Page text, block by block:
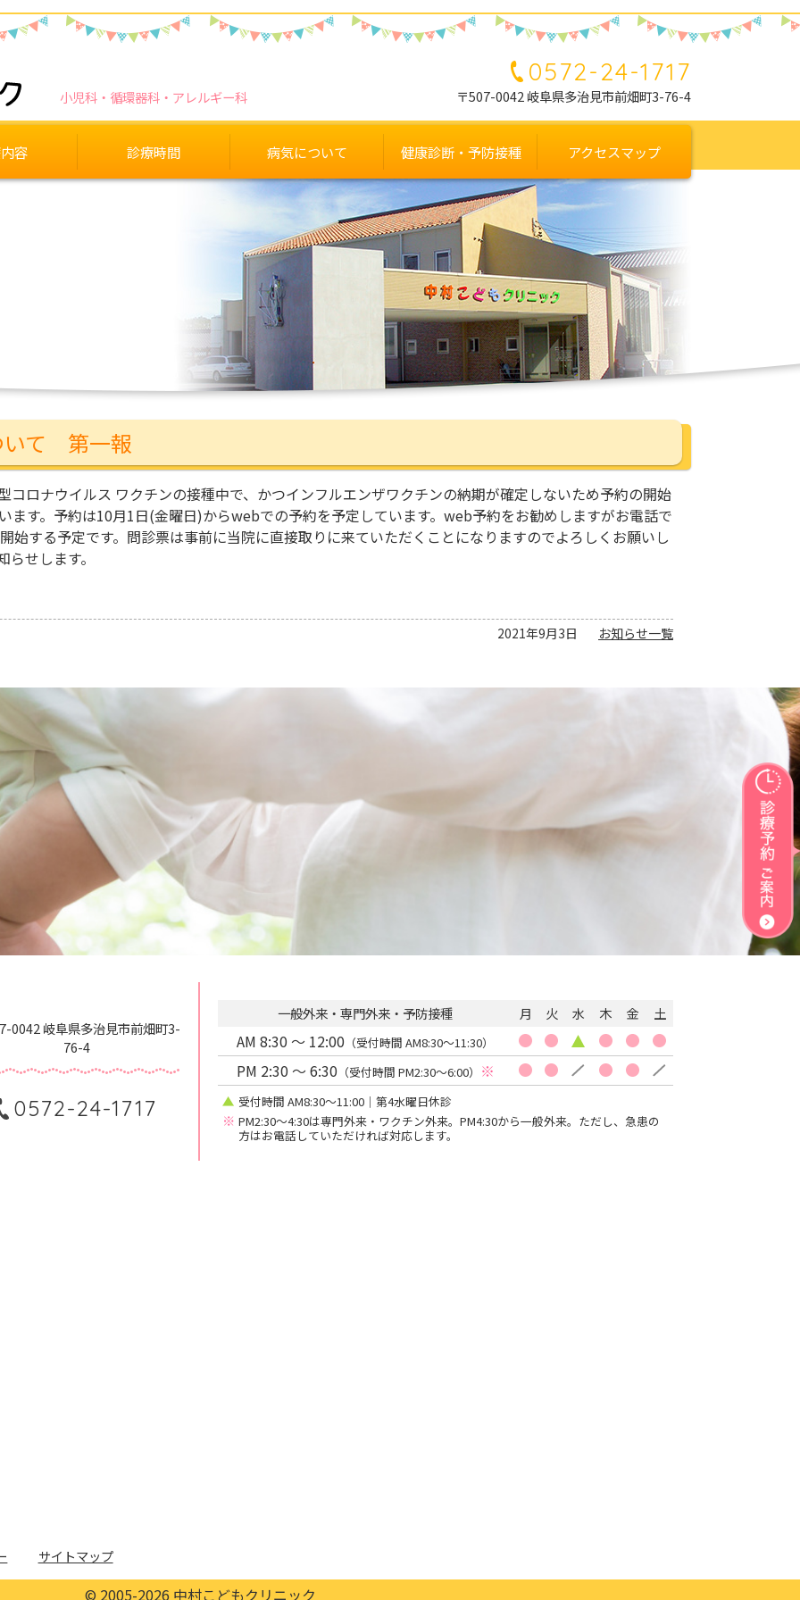
小児科 循環器科 アレルギー科
0572-24-1717
〒507-0042 岐阜県多治見市前畑町3-76-4
いて 第一報
コロナウイルス ワクチンの接種中で、かつインフルエンザワクチンの納期が確定しないため予約の開始
ます。予約は10月1日(金曜日)からwebでの予約を予定しています。web予約をお勧めしますがお電話で
始する予定です。問診票は事前に当院に直接取りに来ていただくことになりますのでよろしくお願いし
せします。
2021年9月3日 お知らせ一覧
容 診療時間 病気について 健康診断・予防接種 アクセスマップ
0042 岐阜県多治見市前畑町3-
76-4
0572-24-1717
一般外来・専門外来・予防接種 月 火 水 木 金 土
AM 8:30 〜 12:00 （受付時間 AM8:30〜11:30）
PM 2:30 〜 6:30 （受付時間 PM2:30〜6:00） ※
受付時間 AM8:30〜11:00｜第4水曜日休診
※ PM2:30〜4:30は専門外来・ワクチン外来。PM4:30から一般外来。ただし、急患の
方はお電話していただければ対応します。
サイトマップ
© 2005-2026 中村こどもクリニック